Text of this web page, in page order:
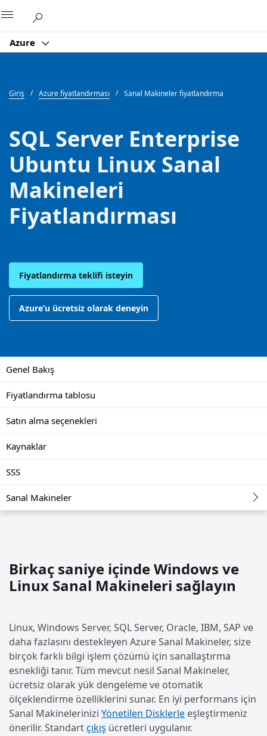
Azure
Giriş Azure fiyatlandırması Sanal Makineler fiyatlandırma
SQL Server Enterprise
Ubuntu Linux Sanal
Makineleri
Fiyatlandırması
Fiyatlandırma teklifi isteyin
Azure’u ücretsiz olarak deneyin
Genel Bakış
Fiyatlandırma tablosu
Satın alma seçenekleri
Kaynaklar
SSS
Sanal Makineler
Birkaç saniye içinde Windows ve
Linux Sanal Makineleri sağlayın
Linux, Windows Server, SQL Server, Oracle, IBM, SAP ve
daha fazlasını destekleyen Azure Sanal Makineler, size
birçok farklı bilgi işlem çözümü için sanallaştırma
esnekliği tanır. Tüm mevcut nesil Sanal Makineler,
ücretsiz olarak yük dengeleme ve otomatik
ölçeklendirme özelliklerini sunar. En iyi performans için
Sanal Makinelerinizi Yönetilen Disklerle eşleştirmeniz
önerilir. Standartçıkış ücretleri uygulanır.